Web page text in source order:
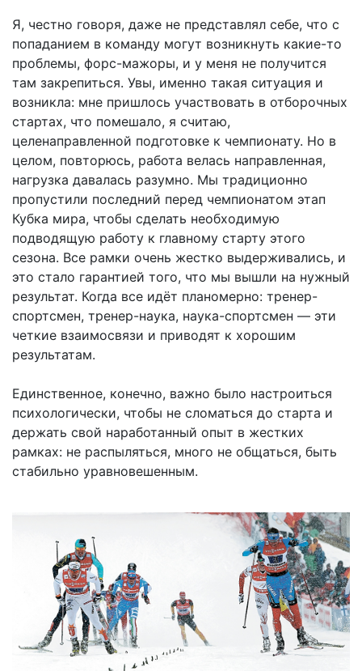
Я, честно говоря, даже не представлял себе, что с
попаданием в команду могут возникнуть какие-то
проблемы, форс-мажоры, и у меня не получится
там закрепиться. Увы, именно такая ситуация и
возникла: мне пришлось участвовать в отборочных
стартах, что помешало, я считаю,
целенаправленной подготовке к чемпионату. Но в
целом, повторюсь, работа велась направленная,
нагрузка давалась разумно. Мы традиционно
пропустили последний перед чемпионатом этап
Кубка мира, чтобы сделать необходимую
подводящую работу к главному старту этого
сезона. Все рамки очень жестко выдерживались, и
это стало гарантией того, что мы вышли на нужный
результат. Когда все идёт планомерно: тренер-
спортсмен, тренер-наука, наука-спортсмен — эти
четкие взаимосвязи и приводят к хорошим
результатам.
Единственное, конечно, важно было настроиться
психологически, чтобы не сломаться до старта и
держать свой наработанный опыт в жестких
рамках: не распыляться, много не общаться, быть
стабильно уравновешенным.